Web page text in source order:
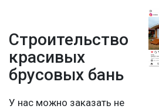
Строительство
красивых
брусовых бань
У нас можно заказать не